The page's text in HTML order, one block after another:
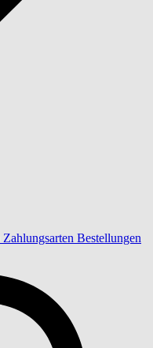
Zahlungsarten Bestellungen